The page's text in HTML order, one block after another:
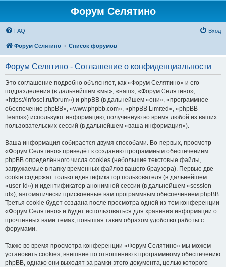
Форум Селятино
FAQ Вход
Форум Селятино Список форумов
Форум Селятино - Соглашение о конфиденциальности
Это соглашение подробно объясняет, как «Форум Селятино» и его
подразделения (в дальнейшем «мы», «наш», «Форум Селятино»,
«https://infosel.ru/forum») и phpBB (в дальнейшем «они», «программное
обеспечение phpBB», «www.phpbb.com», «phpBB Limited», «phpBB
Teams») используют информацию, полученную во время любой из ваших
пользовательских сессий (в дальнейшем «ваша информация»).
Ваша информация собирается двумя способами. Во-первых, просмотр
«Форум Селятино» приведёт к созданию программным обеспечением
phpBB определённого числа cookies (небольшие текстовые файлы,
загружаемые в папку временных файлов вашего браузера). Первые две
cookie содержат только идентификатор пользователя (в дальнейшем
«user-id») и идентификатор анонимной сессии (в дальнейшем «session-
id»), автоматически присвоенные вам программным обеспечением phpBB.
Третья cookie будет создана после просмотра одной из тем конференции
«Форум Селятино» и будет использоваться для хранения информации о
прочтённых вами темах, повышая таким образом удобство работы с
форумами.
Также во время просмотра конференции «Форум Селятино» мы можем
установить cookies, внешние по отношению к программному обеспечению
phpBB, однако они выходят за рамки этого документа, целью которого